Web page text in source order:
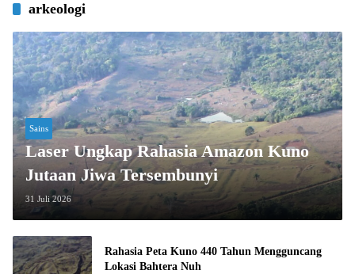
arkeologi
Sains
Laser Ungkap Rahasia Amazon Kuno
Jutaan Jiwa Tersembunyi
31 Juli 2026
Rahasia Peta Kuno 440 Tahun Mengguncang
Lokasi Bahtera Nuh